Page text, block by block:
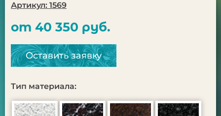
Артикул: 1569
от 40 350 руб.
Оставить заявку
Тип материала: